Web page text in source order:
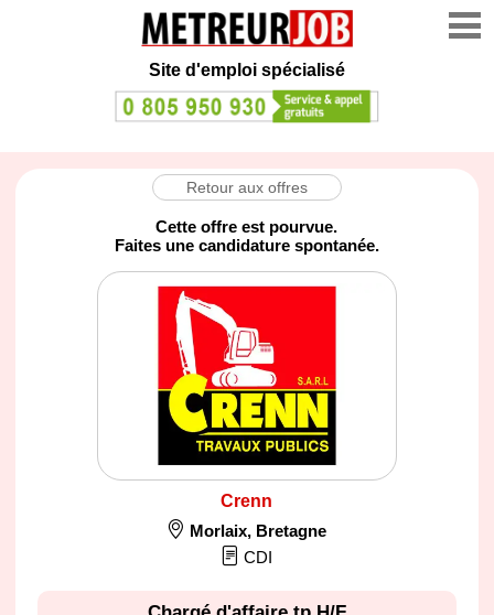
Site d'emploi spécialisé
Retour aux offres
Cette offre est pourvue.
Faites une candidature spontanée.
Crenn
Morlaix, Bretagne
CDI